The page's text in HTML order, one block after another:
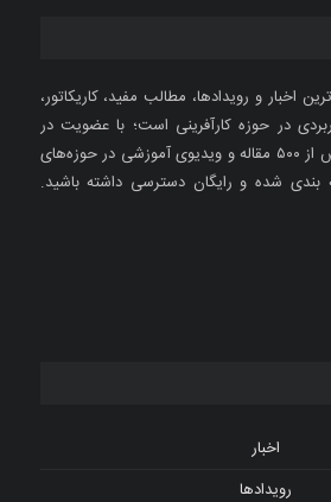
اخبار و رویدادها، مطالب مفید، کاریکاتور،
در حوزه کارآفرینی است؛ با عضویت در
مدیراینفو می‌توانید به بیش از ۵۰۰ مقاله و ویدیوی آموزشی در حوزه‌های
شده و رایگان دسترسی داشته باشید.
اخبار
رویدادها